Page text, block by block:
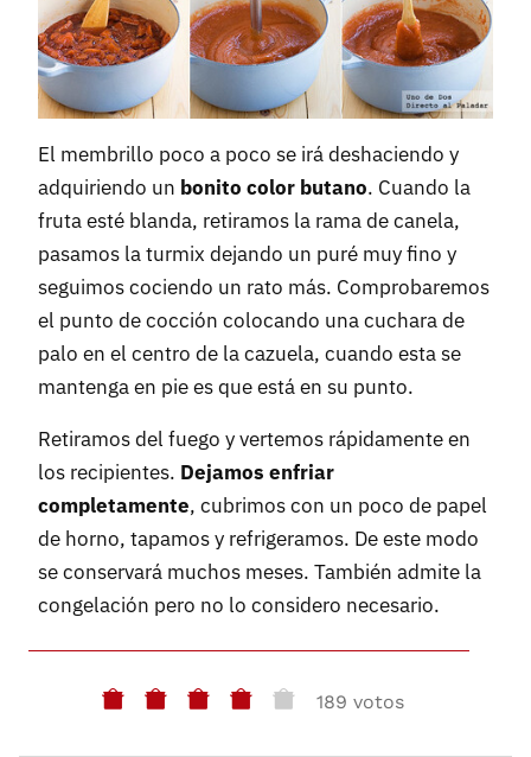
El membrillo poco a poco se irá deshaciendo y
adquiriendo un bonito color butano. Cuando la
fruta esté blanda, retiramos la rama de canela,
pasamos la turmix dejando un puré muy fino y
seguimos cociendo un rato más. Comprobaremos
el punto de cocción colocando una cuchara de
palo en el centro de la cazuela, cuando esta se
mantenga en pie es que está en su punto.
Retiramos del fuego y vertemos rápidamente en
los recipientes. Dejamos enfriar
completamente, cubrimos con un poco de papel
de horno, tapamos y refrigeramos. De este modo
se conservará muchos meses. También admite la
congelación pero no lo considero necesario.
189 votos